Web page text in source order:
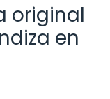
original
en